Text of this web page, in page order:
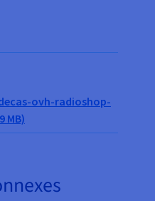
by email
ovh-radioshop-
MB)